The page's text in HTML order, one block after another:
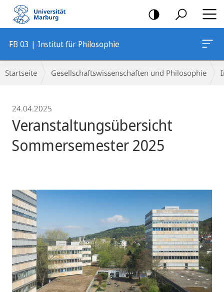
Mobile-
Navigation
FB 03 | Institut für Philosophie
Breadcrumb-
Navigation
Startseite Gesellschaftswissenschaften und Philosophie
24.04.2025
Veranstaltungsübersicht
Sommersemester 2025